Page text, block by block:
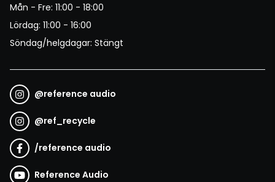
Mån - Fre: 11:00 - 18:00
Lördag: 11:00 - 16:00
Söndag/helgdagar: Stängt
@reference audio
@ref_recycle
/reference audio
Reference Audio